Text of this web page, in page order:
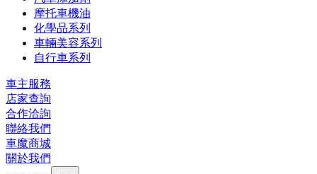
摩托車機油
化學品系列
車輛美容系列
自行車系列
車主服務
店家查詢
合作洽詢
聯絡我們
車魔商城
關於我們